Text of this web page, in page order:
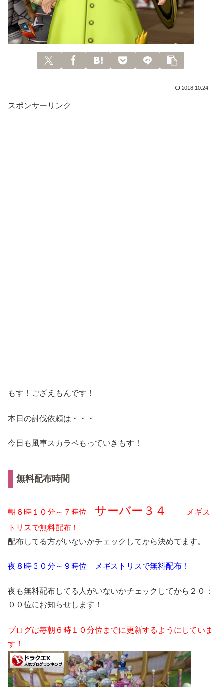
2018.10.24
スポンサーリンク
もす！ござえもんです！
本日の討伐依頼は・・・
今日も風車スカラベもっていきもす！
無料配布時間
朝６時１０分～７時位 サーバー３４
メギス
トリスで無料配布！
配布してる方がいないかチェックしてから決めてます。
夜８時３０分～９時位 メギストリスで無料配布！
夜も無料配布してる人がいないかチェックしてから２０：
００位にお知らせします！
ブログは毎朝６時１０分位までに更新するようにしていま
す！